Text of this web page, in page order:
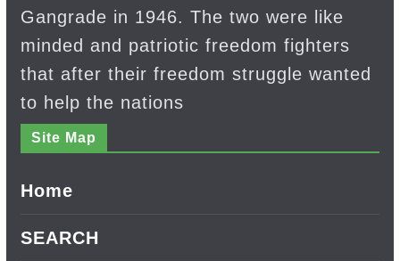
Gangrade in 1946. The two were like
minded and patriotic freedom fighters
that after their freedom struggle wanted
to help the nations
Site Map
Home
SEARCH